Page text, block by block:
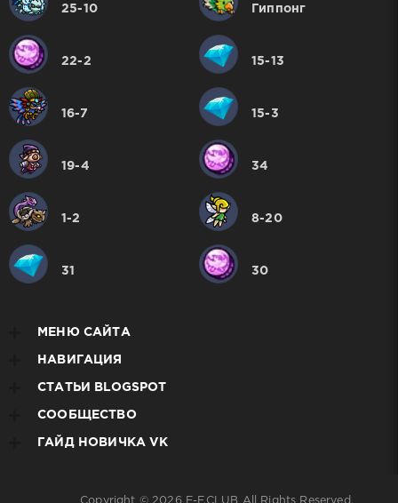
25-10 Гиппонг
22-2 15-13
16-7 15-3
19-4 34
1-2 8-20
31 30
МЕНЮ САЙТА
НАВИГАЦИЯ
СТАТЬИ BLOGSPOT
СООБЩЕСТВО
ГАЙД НОВИЧКА VK
Copyright © 2026 E-F.CLUB All Rights Reserved.